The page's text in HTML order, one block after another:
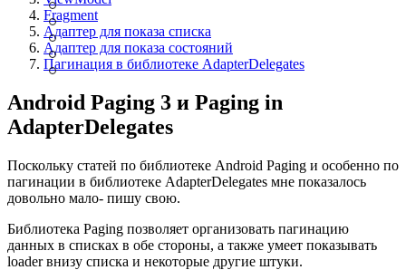
Fragment
Адаптер для показа списка
Адаптер для показа состояний
Пагинация в библиотеке AdapterDelegates
Android Paging 3 и Paging in
AdapterDelegates
Поскольку статей по библиотеке Android Paging и особенно по
пагинации в библиотеке AdapterDelegates мне показалось
довольно мало- пишу свою.
Библиотека Paging позволяет организовать пагинацию
данных в списках в обе стороны, а также умеет показывать
loader внизу списка и некоторые другие штуки.